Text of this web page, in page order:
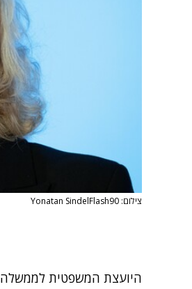
צילום: Yonatan SindelFlash90
היועצת המשפטית לממשלה